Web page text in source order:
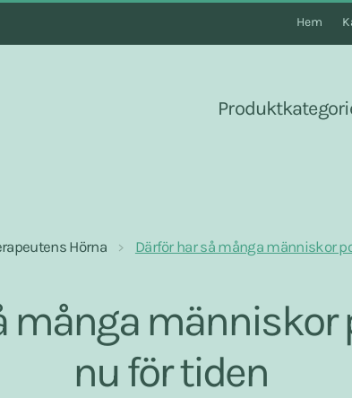
Hem
Hörna Därför har så många människor
många människor
nu för tiden